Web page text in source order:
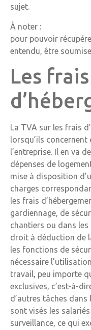
sujet.
À noter :
pour pouvoir
entendu, être
Les frais
La TVA sur les frais
lorsqu’ils
l’entreprise. Il en va
dépenses de
mise à disposition
charges
les frais
gardiennage, de
chantiers ou dans
droit à déduction de
les fonctions de
nécessaire
travail, peu importe
exclusives, c’est-à-
d’autres tâches dans
sont visés les
surveillance, ce qui